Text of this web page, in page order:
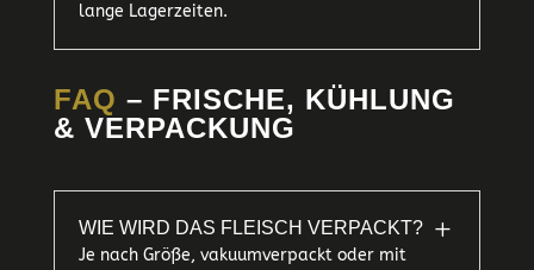
lange Lagerzeiten.
FAQ – FRISCHE, KÜHLUNG
& VERPACKUNG
WIE WIRD DAS FLEISCH VERPACKT? L
Je nach Größe, vakuumverpackt oder mit